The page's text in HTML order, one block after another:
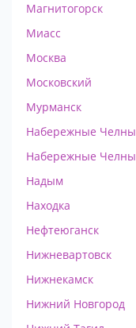
Магнитогорск
Миасс
Москва
Московский
Мурманск
Набережные Челны
Набережные Челны
Надым
Находка
Нефтеюганск
Нижневартовск
Нижнекамск
Нижний Новгород